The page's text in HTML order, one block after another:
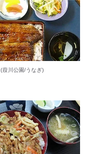
(葭川公園/うなぎ)